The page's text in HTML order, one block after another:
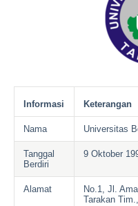
Informasi Keterangan
Nama Universitas
Tanggal
Berdiri
9 Oktober
Alamat
No.1, Jl.
Tarakan